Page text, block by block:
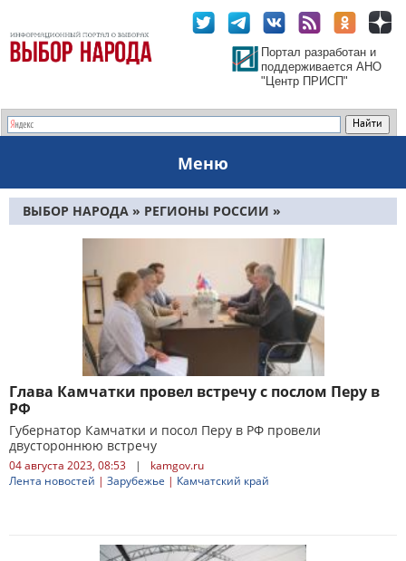
Портал разработан и
поддерживается АНО
"Центр ПРИСП"
Меню
ВЫБОР НАРОДА » РЕГИОНЫ РОССИИ »
ДАЛЬНЕВОСТОЧНЫЙ ФО»КАМЧАТСКИЙ КРАЙ
СТРАНИЦА 65
Глава Камчатки провел встречу с послом Перу в
РФ
Губернатор Камчатки и посол Перу в РФ провели
двустороннюю встречу
04 августа 2023, 08:53 |
kamgov.ru
Лента новостей | Зарубежье | Камчатский край